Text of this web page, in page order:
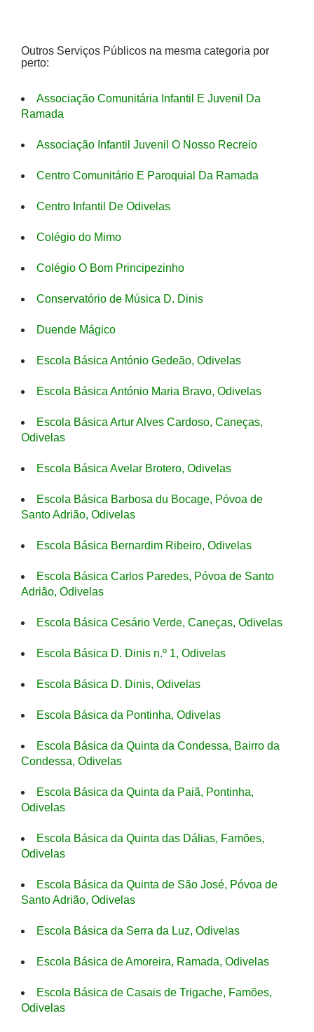
Outros Serviços Públicos na mesma categoria por
perto:
Associação Comunitária Infantil E Juvenil Da
Ramada
Associação Infantil Juvenil O Nosso Recreio
Centro Comunitário E Paroquial Da Ramada
Centro Infantil De Odivelas
Colégio do Mimo
Colégio O Bom Principezinho
Conservatório de Música D. Dinis
Duende Mágico
Escola Básica António Gedeão, Odivelas
Escola Básica António Maria Bravo, Odivelas
Escola Básica Artur Alves Cardoso, Caneças,
Odivelas
Escola Básica Avelar Brotero, Odivelas
Escola Básica Barbosa du Bocage, Póvoa de
Santo Adrião, Odivelas
Escola Básica Bernardim Ribeiro, Odivelas
Escola Básica Carlos Paredes, Póvoa de Santo
Adrião, Odivelas
Escola Básica Cesário Verde, Caneças, Odivelas
Escola Básica D. Dinis n.º 1, Odivelas
Escola Básica D. Dinis, Odivelas
Escola Básica da Pontinha, Odivelas
Escola Básica da Quinta da Condessa, Bairro da
Condessa, Odivelas
Escola Básica da Quinta da Paiã, Pontinha,
Odivelas
Escola Básica da Quinta das Dálias, Famões,
Odivelas
Escola Básica da Quinta de São José, Póvoa de
Santo Adrião, Odivelas
Escola Básica da Serra da Luz, Odivelas
Escola Básica de Amoreira, Ramada, Odivelas
Escola Básica de Casais de Trigache, Famões,
Odivelas